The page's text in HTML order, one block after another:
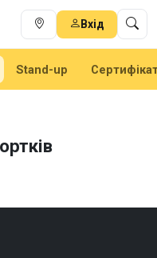
Вхід
Stand-up